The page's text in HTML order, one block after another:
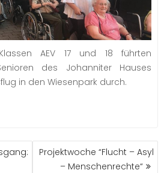
AEV 17 und 18 führten
des Johanniter Hauses
in den Wiesenpark durch.
Projektwoche “Flucht – Asyl
– Menschenrechte“